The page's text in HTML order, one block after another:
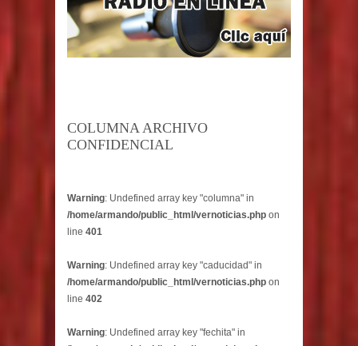
COLUMNA ARCHIVO
CONFIDENCIAL
Warning: Undefined array key "columna" in
/home/armando/public_html/vernoticias.php on
line 401
Warning: Undefined array key "caducidad" in
/home/armando/public_html/vernoticias.php on
line 402
Warning: Undefined array key "fechita" in